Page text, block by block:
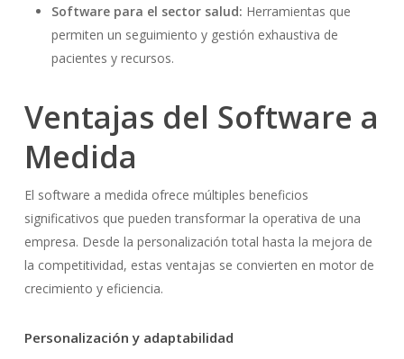
Software para el sector salud: Herramientas que
permiten un seguimiento y gestión exhaustiva de
pacientes y recursos.
Ventajas del Software a
Medida
El software a medida ofrece múltiples beneficios
significativos que pueden transformar la operativa de una
empresa. Desde la personalización total hasta la mejora de
la competitividad, estas ventajas se convierten en motor de
crecimiento y eficiencia.
Personalización y adaptabilidad